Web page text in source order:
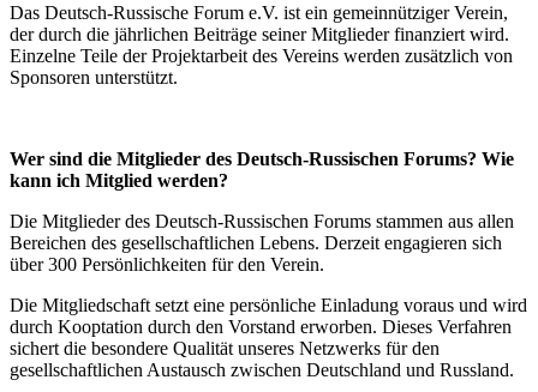
Das Deutsch-Russische Forum e.V. ist ein gemeinnütziger Verein,
der durch die jährlichen Beiträge seiner Mitglieder finanziert wird.
Einzelne Teile der Projektarbeit des Vereins werden zusätzlich von
Sponsoren unterstützt.
Wer sind die Mitglieder des Deutsch-Russischen Forums? Wie
kann ich Mitglied werden?
Die Mitglieder des Deutsch-Russischen Forums stammen aus allen
Bereichen des gesellschaftlichen Lebens. Derzeit engagieren sich
über 300 Persönlichkeiten für den Verein.
Die Mitgliedschaft setzt eine persönliche Einladung voraus und wird
durch Kooptation durch den Vorstand erworben. Dieses Verfahren
sichert die besondere Qualität unseres Netzwerks für den
gesellschaftlichen Austausch zwischen Deutschland und Russland.